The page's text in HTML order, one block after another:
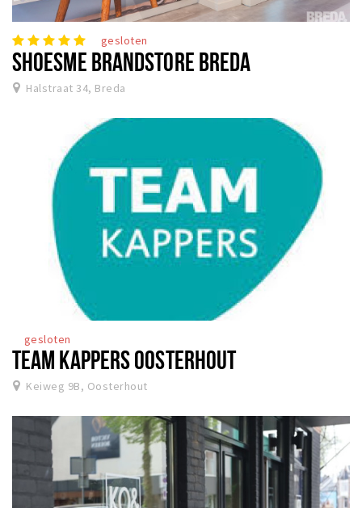
gesloten
SHOESME BRANDSTORE BREDA
Halstraat 34, Breda
gesloten
TEAM KAPPERS OOSTERHOUT
Keiweg 9B, Oosterhout